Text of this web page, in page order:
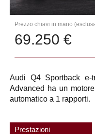
Prezzo chiavi in mano
69.250 €
Audi Q4 Sportback e-
Advanced ha un
automatico a 1 rapporti.
Prestazioni